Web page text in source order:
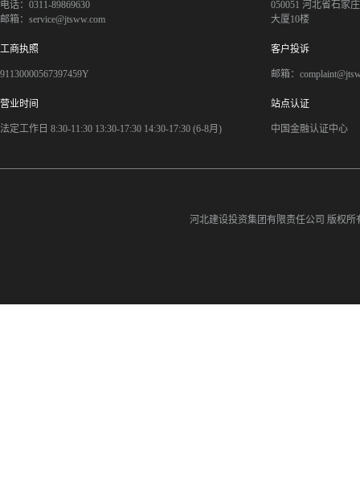
电话：0311-89869630
邮箱：service@jtsww.com
050051 河北省石家
大厦10楼
工商执照
91130000567397459Y
客户投诉
邮箱：
营业时间
法定工作日 8:30-11:30 13:30-17:30 14:30-17:30 (6-8月)
站点认证
中国金融认证中心
河北建设投资集团有限责任公司 版权所